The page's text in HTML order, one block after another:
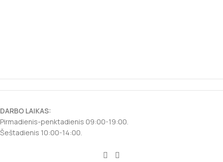
DARBO LAIKAS:
Pirmadienis-penktadienis 09:00-19:00.
Šeštadienis 10:00-14:00.